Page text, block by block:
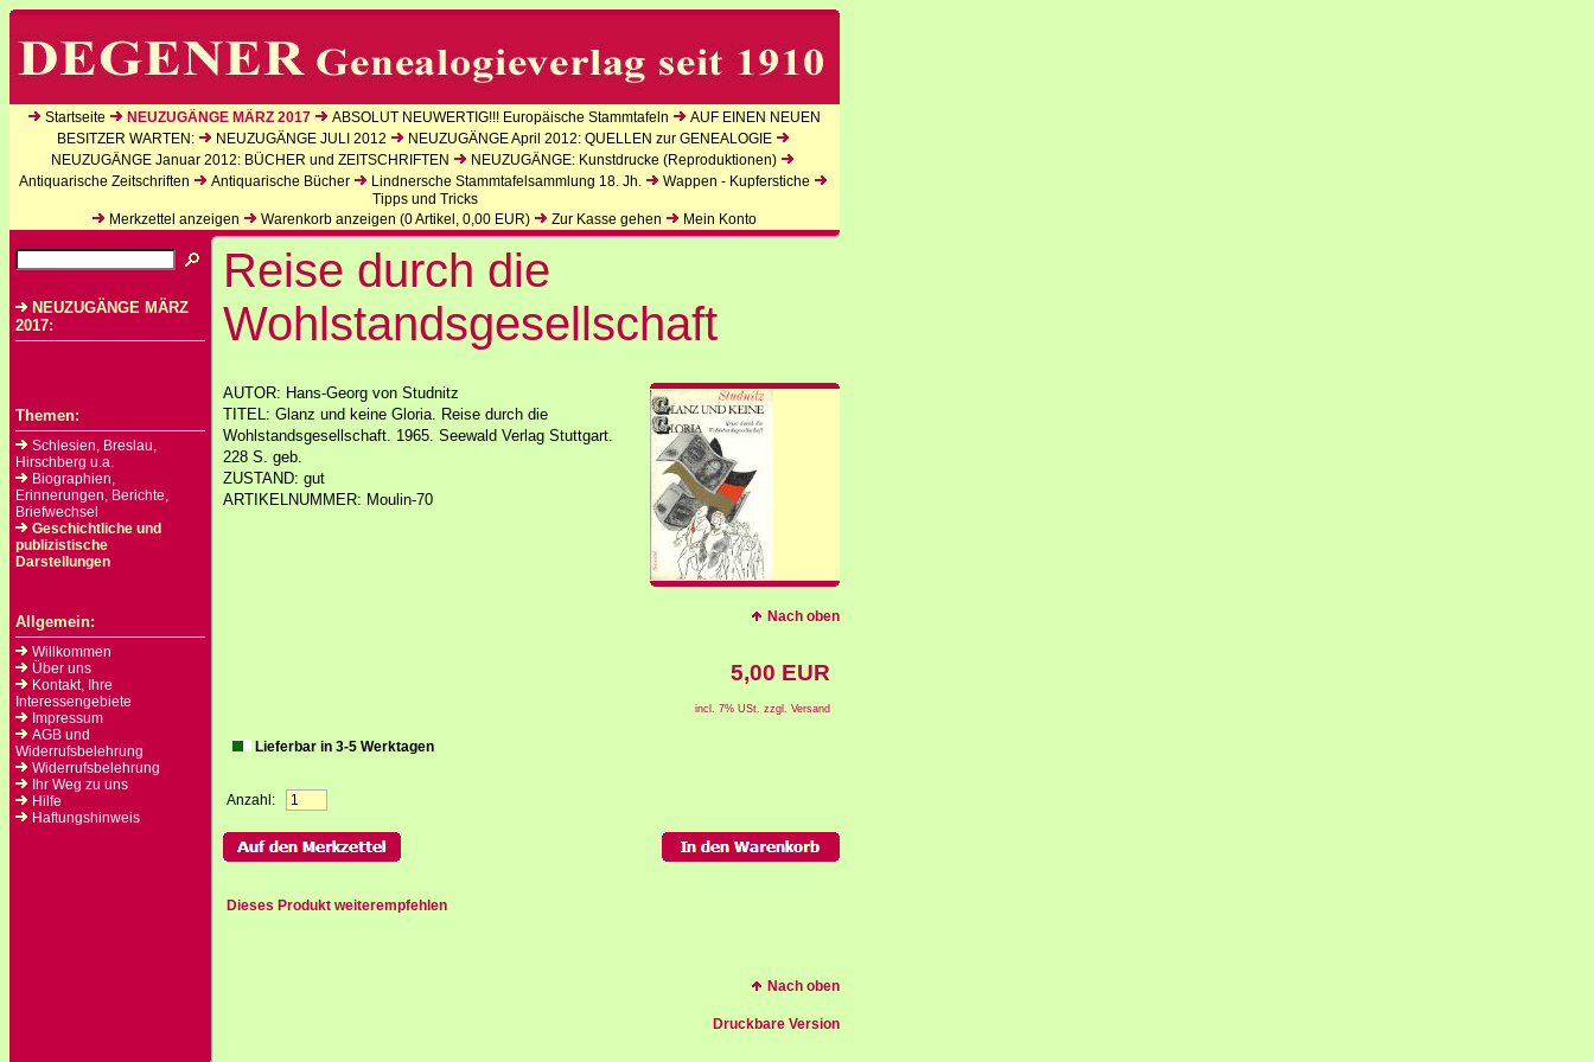
Startseite NEUZUGÄNGE MÄRZ 2017 ABSOLUT NEUWERTIG!!! Europäische Stammtafeln
AUF EINEN NEUEN
BESITZER WARTEN:
NEUZUGÄNGE JULI 2012
NEUZUGÄNGE April 2012: QUELLEN zur GENEALOGIE
NEUZUGÄNGE Januar 2012: BÜCHER und ZEITSCHRIFTEN
NEUZUGÄNGE: Kunstdrucke (Reproduktionen)
Antiquarische Zeitschriften
Antiquarische Bücher Lindnersche Stammtafelsammlung 18. Jh.
Wappen - Kupferstiche
Tipps und Tricks
Merkzettel anzeigen
Warenkorb anzeigen (0Artikel, 0,00 EUR) Zur Kasse gehen Mein Konto
NEUZUGÄNGE MÄRZ
2017:
Themen:
Schlesien, Breslau,
Hirschberg u.a.
Biographien,
Erinnerungen, Berichte,
Briefwechsel
Geschichtliche und
publizistische
Darstellungen
Allgemein:
Willkommen
Über uns
Kontakt, Ihre
Interessengebiete
Impressum
AGB und
Widerrufsbelehrung
Widerrufsbelehrung
Ihr Weg zu uns
Hilfe
Haftungshinweis
Reise durch die
Wohlstandsgesellschaft
AUTOR: Hans-Georg von Studnitz
TITEL: Glanz und keine Gloria. Reise durch die
Wohlstandsgesellschaft. 1965. Seewald Verlag Stuttgart.
228 S. geb.
ZUSTAND: gut
ARTIKELNUMMER: Moulin-70
Nach oben
5,00 EUR
incl. 7% USt. zzgl. Versand
Lieferbar in 3-5 Werktagen
Anzahl:
Dieses Produkt weiterempfehlen
Nach oben
Druckbare Version